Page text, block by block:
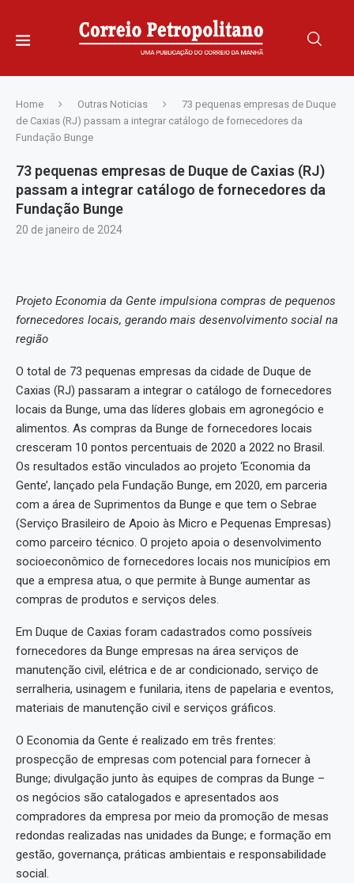
Home Outras Noticias
73 pequenas empresas de Duque
de Caxias (RJ) passam a integrar catálogo de fornecedores da
Fundação Bunge
73 pequenas empresas de Duque de Caxias (RJ)
passam a integrar catálogo de fornecedores da
Fundação Bunge
20 de janeiro de 2024
Projeto Economia da Gente impulsiona compras de pequenos
fornecedores locais, gerando mais desenvolvimento social na
região
O total de 73 pequenas empresas da cidade de Duque de
Caxias (RJ) passaram a integrar o catálogo de fornecedores
locais da Bunge, uma das líderes globais em agronegócio e
alimentos. As compras da Bunge de fornecedores locais
cresceram 10 pontos percentuais de 2020 a 2022 no Brasil.
Os resultados estão vinculados ao projeto ‘Economia da
Gente’, lançado pela Fundação Bunge, em 2020, em parceria
com a área de Suprimentos da Bunge e que tem o Sebrae
(Serviço Brasileiro de Apoio às Micro e Pequenas Empresas)
como parceiro técnico. O projeto apoia o desenvolvimento
socioeconômico de fornecedores locais nos municípios em
que a empresa atua, o que permite à Bunge aumentar as
compras de produtos e serviços deles.
Em Duque de Caxias foram cadastrados como possíveis
fornecedores da Bunge empresas na área serviços de
manutenção civil, elétrica e de ar condicionado, serviço de
serralheria, usinagem e funilaria, itens de papelaria e eventos,
materiais de manutenção civil e serviços gráficos.
O Economia da Gente é realizado em três frentes:
prospecção de empresas com potencial para fornecer à
Bunge; divulgação junto às equipes de compras da Bunge –
os negócios são catalogados e apresentados aos
compradores da empresa por meio da promoção de mesas
redondas realizadas nas unidades da Bunge; e formação em
gestão, governança, práticas ambientais e responsabilidade
social.